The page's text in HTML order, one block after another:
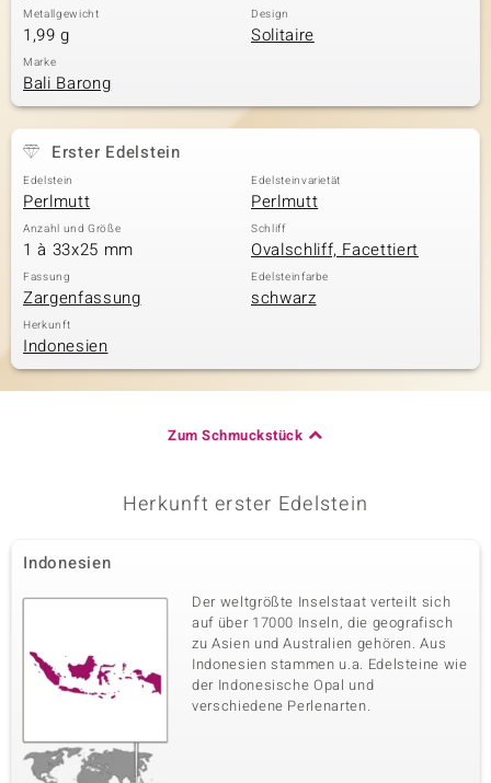
Classics
Metallgewicht
1,99 g
Design
Solitaire
Marke
Bali Barong
Erster Edelstein
Edelstein
Perlmutt
Edelsteinvarietät
Perlmutt
Anzahl und Größe
1 à 33x25 mm
Schliff
Ovalschliff, Facettiert
Fassung
Zargenfassung
Edelsteinfarbe
schwarz
Herkunft
Indonesien
Zum Schmuckstück
Herkunft erster Edelstein
Indonesien
Der weltgrößte Inselstaat verteilt sich
auf über 17000 Inseln, die geografisch
zu Asien und Australien gehören. Aus
Indonesien stammen u.a. Edelsteine wie
der Indonesische Opal und
verschiedene Perlenarten.